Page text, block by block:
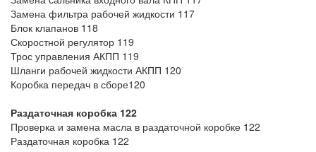
Замена фильтра рабочей жидкости 117
Блок клапанов 118
Скоростной регулятор 119
Трос управления АКПП 119
Шланги рабочей жидкости АКПП 120
Коробка передач в сборе120
Раздаточная коробка 122
Проверка и замена масла в раздаточной коробке 122
Раздаточная коробка 122